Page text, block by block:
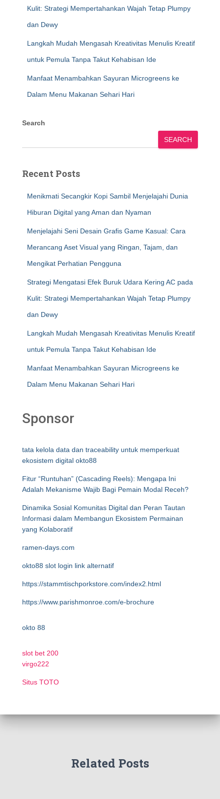
Kulit: Strategi Mempertahankan Wajah Tetap Plumpy
dan Dewy
Langkah Mudah Mengasah Kreativitas Menulis Kreatif
untuk Pemula Tanpa Takut Kehabisan Ide
Manfaat Menambahkan Sayuran Microgreens ke
Dalam Menu Makanan Sehari Hari
Search
SEARCH
Recent Posts
Menikmati Secangkir Kopi Sambil Menjelajahi Dunia
Hiburan Digital yang Aman dan Nyaman
Menjelajahi Seni Desain Grafis Game Kasual: Cara
Merancang Aset Visual yang Ringan, Tajam, dan
Mengikat Perhatian Pengguna
Strategi Mengatasi Efek Buruk Udara Kering AC pada
Kulit: Strategi Mempertahankan Wajah Tetap Plumpy
dan Dewy
Langkah Mudah Mengasah Kreativitas Menulis Kreatif
untuk Pemula Tanpa Takut Kehabisan Ide
Manfaat Menambahkan Sayuran Microgreens ke
Dalam Menu Makanan Sehari Hari
Sponsor
tata kelola data dan traceability untuk memperkuat
ekosistem digital okto88
Fitur “Runtuhan” (Cascading Reels): Mengapa Ini
Adalah Mekanisme Wajib Bagi Pemain Modal Receh?
Dinamika Sosial Komunitas Digital dan Peran Tautan
Informasi dalam Membangun Ekosistem Permainan
yang Kolaboratif
ramen-days.com
okto88 slot login link alternatif
https://stammtischporkstore.com/index2.html
https://www.parishmonroe.com/e-brochure
okto 88
slot bet 200
virgo222
Situs TOTO
Related Posts